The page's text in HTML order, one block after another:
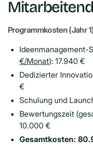
Programmkosten (Jahr
Ideenmanagement-
€/Monat): 17.940 €
Dedizierter
€
Schulung und
Bewertungszeit
10.000 €
Gesamtkosten: